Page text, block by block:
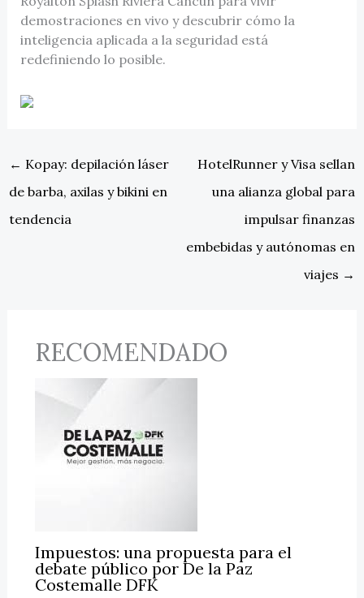
demostraciones en vivo y descubrir cómo la
inteligencia aplicada a la seguridad está
redefiniendo lo posible.
← Kopay: depilación láser
de barba, axilas y bikini en
tendencia
HotelRunner y Visa sellan
una alianza global para
impulsar finanzas
embebidas y autónomas en
viajes →
RECOMENDADO
Impuestos: una propuesta para el
debate público por De la Paz
Costemalle DFK